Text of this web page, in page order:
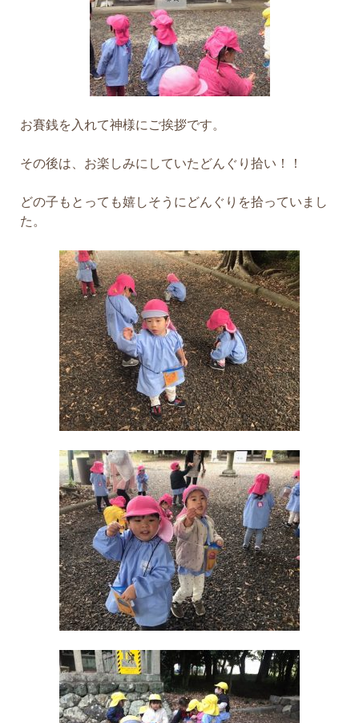
お賽銭を入れて神様にご挨拶です。
その後は、お楽しみにしていたどんぐり拾い！！
どの子もとっても嬉しそうにどんぐりを拾っていまし
た。